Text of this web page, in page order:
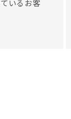
いるお客